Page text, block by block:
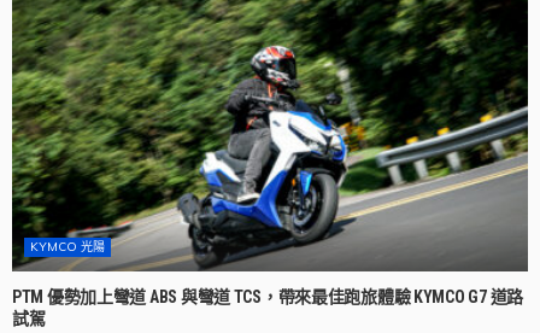
KYMCO 光陽
PTM 優勢加上彎道 ABS 與彎道 TCS，帶來最佳跑旅體驗 KYMCO G7 道路
試駕